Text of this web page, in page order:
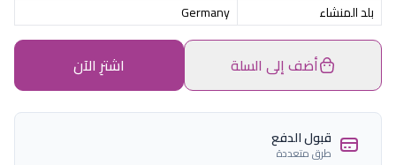
بلد المنشاء
Germany
أضف إلى السلة اشترِ الآن
قبول الدفع
طرق متعددة